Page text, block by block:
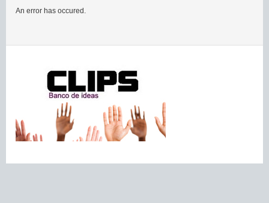
An error has occured.